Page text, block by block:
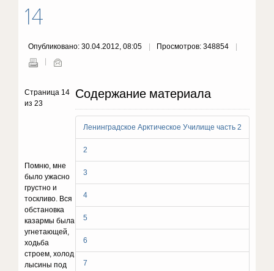
14
Опубликовано: 30.04.2012, 08:05 Просмотров: 348854
Содержание материала
Ленинградское Арктическое Училище часть 2
2
3
4
5
6
7
Страница 14
из 23
Помню, мне
было ужасно
грустно и
тоскливо. Вся
обстановка
казармы была
угнетающей,
ходьба
строем, холод
лысины под